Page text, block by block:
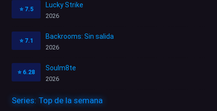
⭐ 7.5
Lucky Strike
2026
⭐ 7.1
Backrooms: Sin salida
2026
⭐ 6.28
Soulm8te
2026
Series: Top de la semana